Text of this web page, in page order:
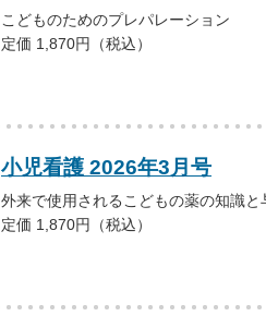
こどものためのプレパレーション
定価 1,870円（税込）
小児看護 2026年3月号
外来で使用されるこどもの薬の知識と
定価 1,870円（税込）